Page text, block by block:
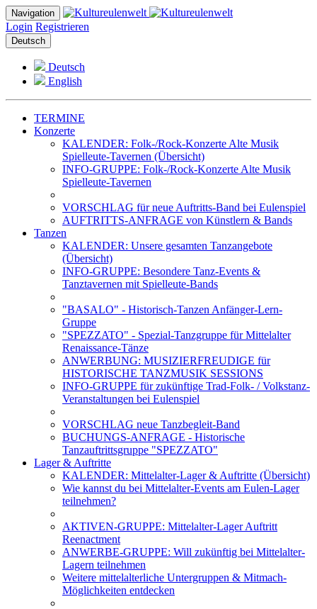
Navigation
Login Registrieren
Deutsch
Deutsch
English
TERMINE
Konzerte
KALENDER: Folk-/Rock-Konzerte Alte Musik
Spielleute-Tavernen (Übersicht)
INFO-GRUPPE: Folk-/Rock-Konzerte Alte Musik
Spielleute-Tavernen
VORSCHLAG für neue Auftritts-Band bei Eulenspiel
AUFTRITTS-ANFRAGE von Künstlern & Bands
Tanzen
KALENDER: Unsere gesamten Tanzangebote
(Übersicht)
INFO-GRUPPE: Besondere Tanz-Events &
Tanztavernen mit Spielleute-Bands
"BASALO" - Historisch-Tanzen Anfänger-Lern-
Gruppe
"SPEZZATO" - Spezial-Tanzgruppe für Mittelalter
Renaissance-Tänze
ANWERBUNG: MUSIZIERFREUDIGE für
HISTORISCHE TANZMUSIK SESSIONS
INFO-GRUPPE für zukünftige Trad-Folk- / Volkstanz-
Veranstaltungen bei Eulenspiel
VORSCHLAG neue Tanzbegleit-Band
BUCHUNGS-ANFRAGE - Historische
Tanzauftrittsgruppe "SPEZZATO"
Lager & Auftritte
KALENDER: Mittelalter-Lager & Auftritte (Übersicht)
Wie kannst du bei Mittelalter-Events am Eulen-Lager
teilnehmen?
AKTIVEN-GRUPPE: Mittelalter-Lager Auftritt
Reenactment
ANWERBE-GRUPPE: Will zukünftig bei Mittelalter-
Lagern teilnehmen
Weitere mittelalterliche Untergruppen & Mitmach-
Möglichkeiten entdecken